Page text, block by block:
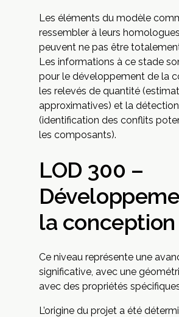
Les éléments du modèle
ressembler à leurs
peuvent ne pas être
Les informations à ce stade
pour le développement de la
les relevés de quantité
approximatives) et la
(identification des conflits
les composants).
LOD 300 –
la conception
Ce niveau représente une
significative, avec une
avec des propriétés
L’origine du projet a été